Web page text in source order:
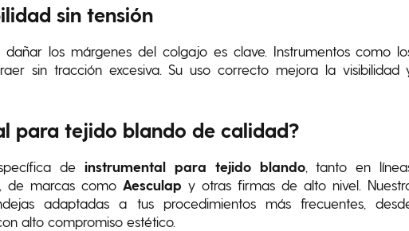
sin tensión
los márgenes del colgajo es clave. Instrumentos como
sin tracción excesiva. Su uso correcto mejora la visibilidad
para tejido blando de calidad?
de instrumental para tejido blando, tanto en
de marcas comoAesculap y otras firmas de alto nivel.
adaptadas a tus procedimientos más frecuentes,
alto compromiso estético.